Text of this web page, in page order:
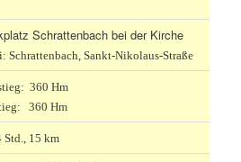
Schrattenbach bei der Kirche
Schrattenbach, Sankt-Nikolaus-Straße
360 Hm
360 Hm
Std., 15 km